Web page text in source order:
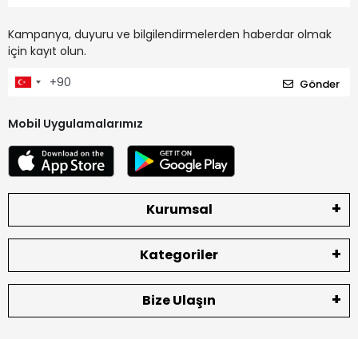
Kampanya, duyuru ve bilgilendirmelerden haberdar olmak
için kayıt olun.
Gönder
Mobil Uygulamalarımız
Kurumsal
Kategoriler
Bize Ulaşın